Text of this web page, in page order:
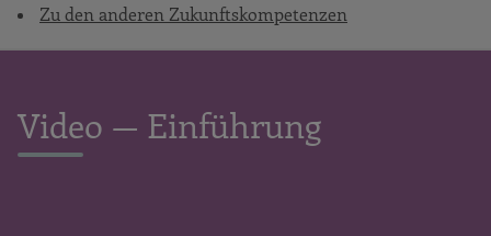
Zu den anderen Zukunftskompetenzen
Video — Einführung